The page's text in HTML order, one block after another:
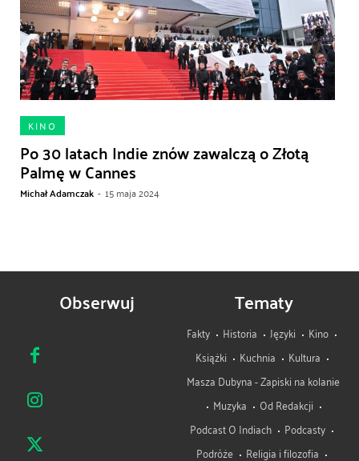
KINO
Po 30 latach Indie znów zawalczą o Złotą
Palmę w Cannes
Michał Adamczak - 15 maja 2024
Obserwuj Tematy
Fakty Historia Języki
Kino
Książki
Kuchnia
Kultura
Masza Dubyna - Zapiski na kolanie
Muzyka
Od Redakcji
Podcast O Indiach
Podcasty
Podróże
Religia i filozofia